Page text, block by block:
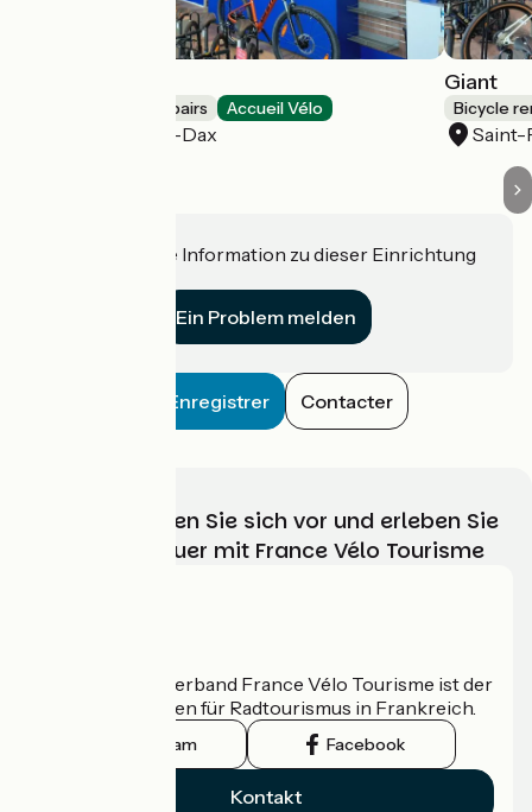
Bicycle rentals/ repairs Accueil Vélo
Saint-Paul-lès-Dax
Giant
Bicycle
Saint-
Haben Sie eine Information zu dieser Einrichtung
Ein Problem melden
Enregistrer Contacter
Wählen, bereiten Sie sich vor und erleben Sie
Ihr Radabenteuer mit France Vélo Tourisme
Der nationale Verband France Vélo Tourisme ist der
offizielle Leitfaden für Radtourismus in Frankreich.
Instagram Facebook
Kontakt